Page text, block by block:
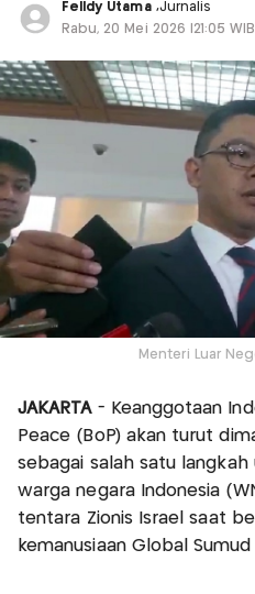
Felldy Utama ,Jurnalis
Rabu, 20 Mei 2026 |21:05 WIB
Menteri Luar
JAKARTA - Keanggotaan
Peace (BoP) akan turut
sebagai salah satu
warga negara Indonesia
tentara Zionis Israel saat
kemanusiaan Global